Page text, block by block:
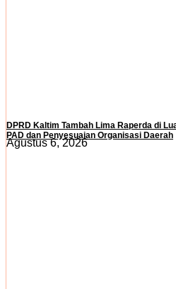
DPRD Kaltim Tambah Lima Raperda di
PAD dan Penyesuaian Organisasi Daerah
Agustus 6, 2026